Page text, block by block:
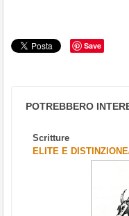
Save
POTREBBERO
Scritture
ELITE E